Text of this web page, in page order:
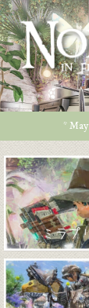
*
ミラプ